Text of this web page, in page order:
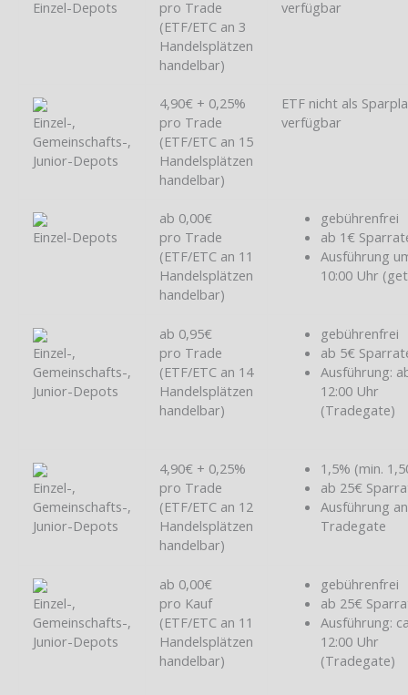
Einzel-Depots
pro Trade
(ETF/ETC an 3
Handelsplätzen
handelbar)
verfügbar
Einzel-,
Gemeinschafts-,
Junior-Depots
4,90€ + 0,25%
pro Trade
(ETF/ETC an 15
Handelsplätzen
handelbar)
ETF nicht als
verfügbar
Einzel-Depots
ab 0,00€
pro Trade
(ETF/ETC an 11
Handelsplätzen
handelbar)
gebührenfrei
ab 1€
Ausführung
10:00 Uhr
Einzel-,
Gemeinschafts-,
Junior-Depots
ab 0,95€
pro Trade
(ETF/ETC an 14
Handelsplätzen
handelbar)
gebührenfrei
ab 5€
Ausführung:
12:00 Uhr
(Tradegate)
Einzel-,
Gemeinschafts-,
Junior-Depots
4,90€ + 0,25%
pro Trade
(ETF/ETC an 12
Handelsplätzen
handelbar)
1,5% (min.
ab 25€
Ausführung an
Tradegate
Einzel-,
Gemeinschafts-,
Junior-Depots
ab 0,00€
pro Kauf
(ETF/ETC an 11
Handelsplätzen
handelbar)
gebührenfrei
ab 25€
Ausführung:
12:00 Uhr
(Tradegate)